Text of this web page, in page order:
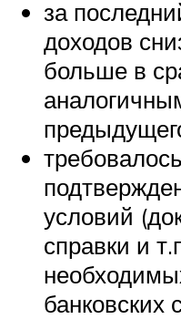
за
доходов
больше в
условий
справки и
банковских